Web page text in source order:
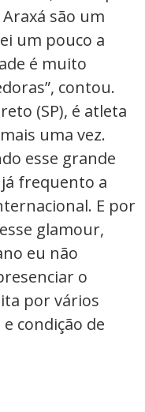
são um
um pouco a
é muito
contou.
(SP), é atleta
uma vez.
esse grande
frequento a
E por
glamour,
eu não
o
por vários
condição de